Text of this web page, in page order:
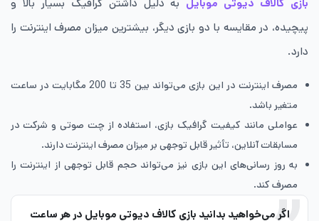
بازی کالاف دیوتی موبایل به دلیل داشتن گرافیک بسیار بالا و
پیچیده، در مقایسه با دو بازی دیگر، بیشترین میزان مصرف اینترنت را
دارد.
مصرف اینترنت در این بازی می‌تواند بین 35 تا 200 مگابایت در ساعت
متغیر باشد.
عواملی مانند کیفیت گرافیک بازی، استفاده از چت صوتی و شرکت در
مسابقات آنلاین، تأثیر قابل توجهی بر میزان مصرف اینترنت دارند.
به‌ روز رسانی‌های این بازی نیز می‌تواند حجم قابل توجهی از اینترنت را
مصرف کند.
اگر می‌خواهید بدانید بازی کالاف دیوتی موبایل در هر ساعت